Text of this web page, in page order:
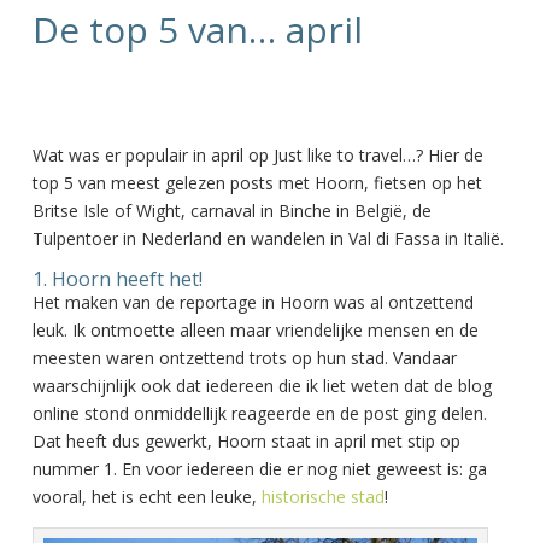
De top 5 van… april
Wat was er populair in april op Just like to travel…? Hier de
top 5 van meest gelezen posts met Hoorn, fietsen op het
Britse Isle of Wight, carnaval in Binche in België, de
Tulpentoer in Nederland en wandelen in Val di Fassa in Italië.
1. Hoorn heeft het!
Het maken van de reportage in Hoorn was al ontzettend
leuk. Ik ontmoette alleen maar vriendelijke mensen en de
meesten waren ontzettend trots op hun stad. Vandaar
waarschijnlijk ook dat iedereen die ik liet weten dat de blog
online stond onmiddellijk reageerde en de post ging delen.
Dat heeft dus gewerkt, Hoorn staat in april met stip op
nummer 1. En voor iedereen die er nog niet geweest is: ga
vooral, het is echt een leuke, historische stad!